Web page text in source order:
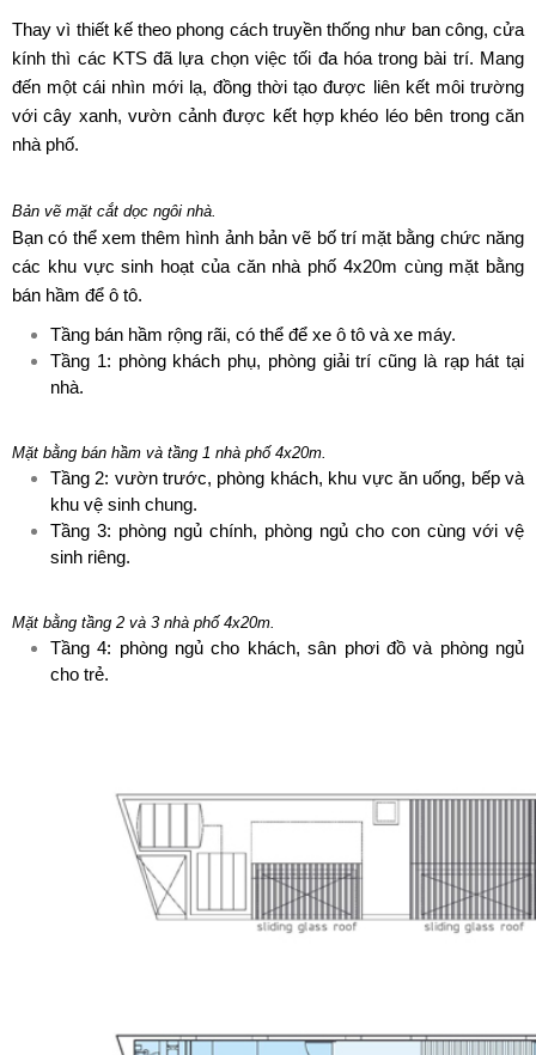
Thay vì thiết kế theo phong cách truyền thống như ban công, cửa
kính thì các KTS đã lựa chọn việc tối đa hóa trong bài trí. Mang
đến một cái nhìn mới lạ, đồng thời tạo được liên kết môi trường
với cây xanh, vườn cảnh được kết hợp khéo léo bên trong căn
nhà phố.
Bản vẽ mặt cắt dọc ngôi nhà.
Bạn có thể xem thêm hình ảnh bản vẽ bố trí mặt bằng chức năng
các khu vực sinh hoạt của căn nhà phố 4x20m cùng mặt bằng
bán hầm để ô tô.
Tầng bán hầm rộng rãi, có thể để xe ô tô và xe máy.
Tầng 1: phòng khách phụ, phòng giải trí cũng là rạp hát tại
nhà.
Mặt bằng bán hầm và tầng 1 nhà phố 4x20m.
Tầng 2: vườn trước, phòng khách, khu vực ăn uống, bếp và
khu vệ sinh chung.
Tầng 3: phòng ngủ chính, phòng ngủ cho con cùng với vệ
sinh riêng.
Mặt bằng tầng 2 và 3 nhà phố 4x20m.
Tầng 4: phòng ngủ cho khách, sân phơi đồ và phòng ngủ
cho trẻ.